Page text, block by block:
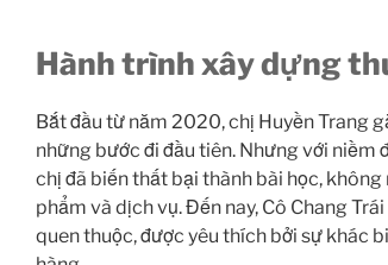
Hành trình xây dựng
Bắt đầu từ năm 2020, chị Huyền Trang
những bước đi đầu tiên. Nhưng với niềm
chị đã biến thất bại thành bài học,
phẩm và dịch vụ. Đến nay, Cô Chang
quen thuộc, được yêu thích bởi sự khác